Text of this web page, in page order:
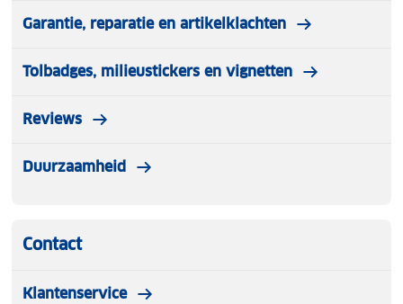
Verstelbare capuchonmet draadversterkte piek
gemakkelijk transport.
Garantie, reparatie en artikelklachten
Tolbadges, milieustickers en vignetten
Reviews
Duurzaamheid
Contact
Klantenservice